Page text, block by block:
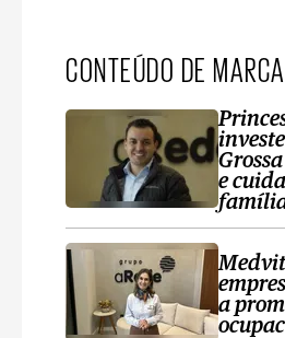
CONTEÚDO DE MARCA
e
a